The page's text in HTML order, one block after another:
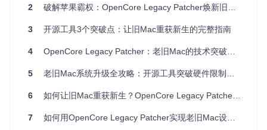
验证
：脚本将输出设备兼容性报告，显示支持的macOS版本
及潜在硬件限制。
硬件瓶颈诊断：识别关键限制因素
问题
：旧Mac升级新系统常遇到哪些硬件障碍？
方案 ：重点检查以下四大核心组件：
硬件
常见限制
影响
★★
2 破解苹果霸权：OpenCore Legacy Patcher焕新旧Mac的技术民主化之路
3 开源工具3个突破点：让旧Mac重获新生的完整指南
4 OpenCore Legacy Patcher：老旧Mac的技术突破与硬件适配革命
5 老旧Mac系统升级全攻略：开源工具突破硬件限制的技术探索
6 如何让旧Mac重获新生？OpenCore Legacy Patcher实现旧Mac升级macOS全攻略
7 如何用OpenCore Legacy Patcher实现老旧Mac设备系统升级：3大突破全攻略